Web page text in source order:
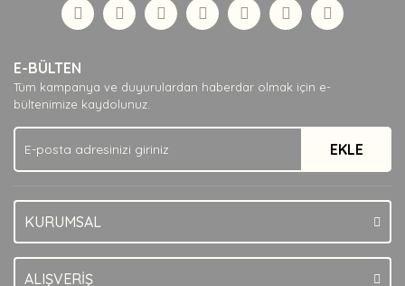
E-BÜLTEN
Tüm kampanya ve duyurulardan haberdar olmak için e-
bültenimize kaydolunuz.
EKLE
KURUMSAL
ALIŞVERİŞ